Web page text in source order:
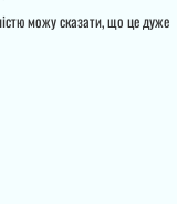
можу сказати, що це дуже